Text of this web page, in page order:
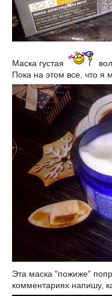
Маска густая
Пока на этом все, что я
Эта маска "пожиже"
комментариях напишу,